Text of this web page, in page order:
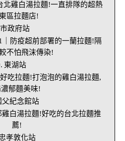
北雞白湯拉麵!一直排隊的超熱
區拉麵店!
市政府站
防疫超前部署的一蘭拉麵!隔
不怕飛沫傳染!
東湖站
吃拉麵!打泡泡的雞白湯拉麵,
郁麵美味!
父紀念館站
白湯拉麵!好吃的台北拉麵推
薦!
孝敦化站